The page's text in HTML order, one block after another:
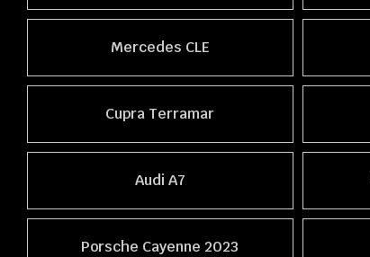
Mercedes CLE
Cupra Terramar
Audi A7
Porsche Cayenne 2023